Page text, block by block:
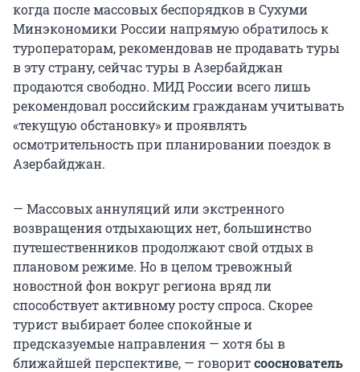
когда после массовых беспорядков в Сухуми
Минэкономики России напрямую обратилось к
туроператорам, рекомендовав не продавать туры
в эту страну, сейчас туры в Азербайджан
продаются свободно. МИД России всего лишь
рекомендовал российским гражданам учитывать
«текущую обстановку» и проявлять
осмотрительность при планировании поездок в
Азербайджан.
— Массовых аннуляций или экстренного
возвращения отдыхающих нет, большинство
путешественников продолжают свой отдых в
плановом режиме. Но в целом тревожный
новостной фон вокруг региона вряд ли
способствует активному росту спроса. Скорее
турист выбирает более спокойные и
предсказуемые направления — хотя бы в
ближайшей перспективе, — говоритсооснователь